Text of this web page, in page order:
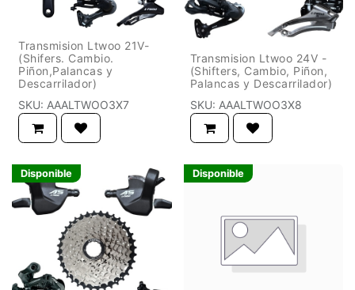
Transmision Ltwoo 21V-
(Shifers. Cambio.
Piñon,Palancas y
Descarrilador)
SKU: AAALTWOO3X7
Transmision Ltwoo 24V -
(Shifters, Cambio, Piñon,
Palancas y Descarrilador)
SKU: AAALTWOO3X8
Disponible Disponible